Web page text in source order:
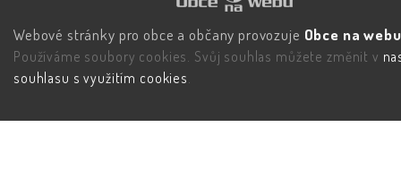
Webové stránky pro obce a občany provozuje Obce na
Používáme soubory cookies. Svůj souhlas můžete změnit v
souhlasu s využitím cookies